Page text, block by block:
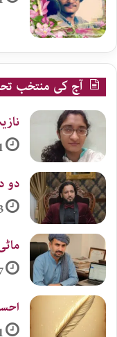
آج کی منتخب
1
دو
3
7
11